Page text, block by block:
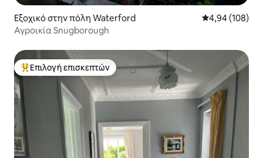
Εξοχικό στην πόλη Waterford Μέση
4,94 (108)
Αγροικία Snugborough
Κορυφαία επιλογή επισκεπτών
Επιλογή επισκεπτών